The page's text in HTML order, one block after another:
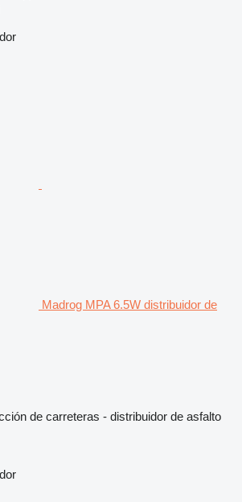
Madrog MPA 6.5W distribuidor de
de carreteras - distribuidor de asfalto